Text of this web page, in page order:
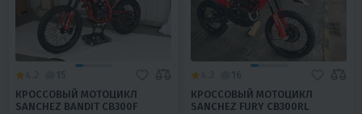
КРОССОВЫЙ МОТОЦИКЛ
SANCHEZ BANDIT CB300F
КРОССОВЫЙ МОТОЦИКЛ
SANCHEZ FURY CB300RL